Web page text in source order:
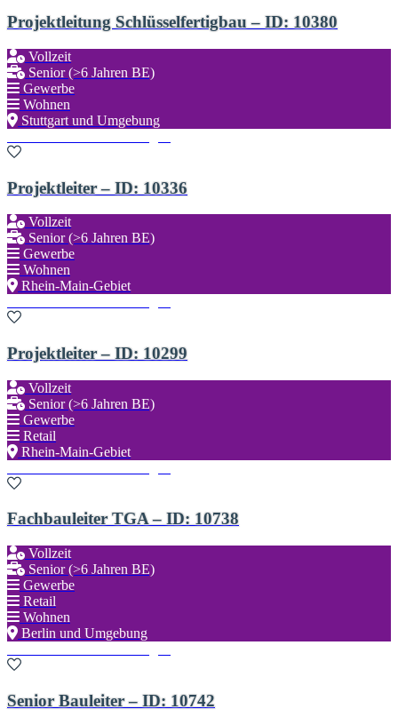
Projektleitung Schlüsselfertigbau – ID: 10380
Vollzeit
Senior (>6 Jahren BE)
Gewerbe
Wohnen
Stuttgart und Umgebung
Projektleiter – ID: 10336
Vollzeit
Senior (>6 Jahren BE)
Gewerbe
Wohnen
Rhein-Main-Gebiet
Projektleiter – ID: 10299
Vollzeit
Senior (>6 Jahren BE)
Gewerbe
Retail
Rhein-Main-Gebiet
Fachbauleiter TGA – ID: 10738
Vollzeit
Senior (>6 Jahren BE)
Gewerbe
Retail
Wohnen
Berlin und Umgebung
Senior Bauleiter – ID: 10742